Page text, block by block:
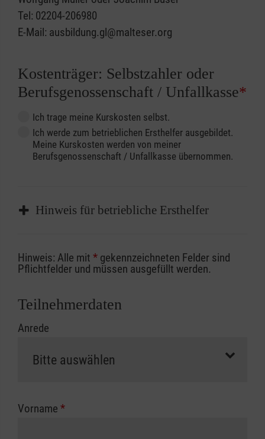
Tel: 02204-206980
E-Mail: ausbildung.gl@malteser.org
Kostenträger: Selbstzahler oder
Berufsgenossenschaft / Unfallkasse*
Ich trage meine Kurskosten selbst.
Ich werde zum betrieblichen Ersthelfer ausgebildet.
Meine Kurskosten werden von meiner
Berufsgenossenschaft / Unfallkasse übernommen.
Hinweis für betriebliche Ersthelfer
Sofern Sie ein Kostenübernahmeverfahren
Ihrer Berufsgenossenschaft / Unfallkasse
Abrechnungsunterlagen spätestens zu
erfolgt eine Abrechnung der vollen Kursgebühr
Die notwendigen Formulare für die
zuständigen Berufsgenossenschaft oder
Hinweis: Alle mit * gekennzeichneten Felder sind
Pflichtfelder und müssen ausgefüllt werden.
Teilnehmerdaten
Anrede
Vorname *